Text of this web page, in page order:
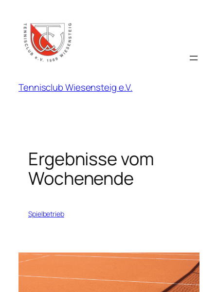
Inhalt
springen
Tennisclub Wiesensteig e.V.
Ergebnisse vom
Wochenende
Spielbetrieb